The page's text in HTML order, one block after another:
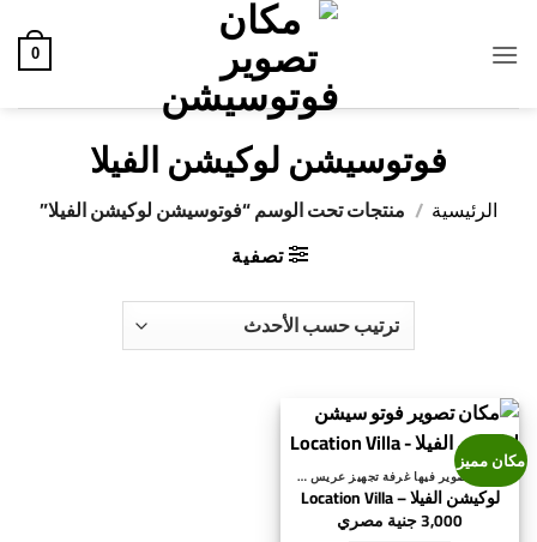
للمحتوى
0
فوتوسيشن لوكيشن الفيلا
الرئيسية / منتجات تحت الوسم “فوتوسيشن لوكيشن الفيلا”
تصفية
مكان مميز
أماكن تصوير فيها غرفة تجهيز عريس وعروسة - PHOTOSHOOT LOCATIONS WITH A PREPARATION ROOM FOR THE BRIDE AND GROOM
لوكيشن الفيلا – Location Villa
3,000جنية مصري